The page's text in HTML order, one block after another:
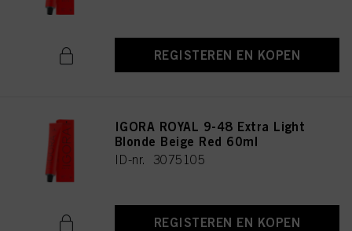
REGISTEREN EN KOPEN
IGORA ROYAL 9-48 Extra Light
Blonde Beige Red 60ml
ID-nr. 3075105
REGISTEREN EN KOPEN